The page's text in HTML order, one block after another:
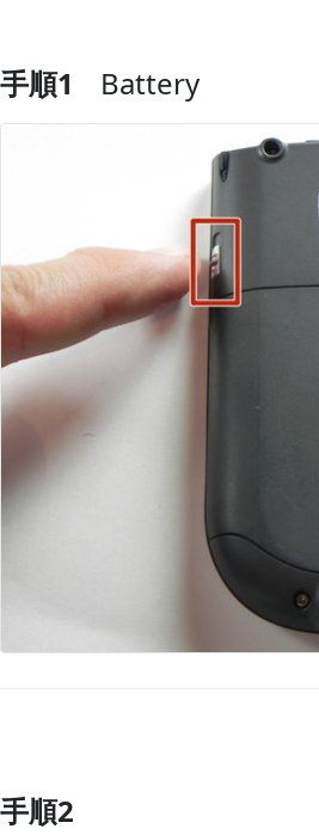
手順1 Battery
コメントを追加
手順2